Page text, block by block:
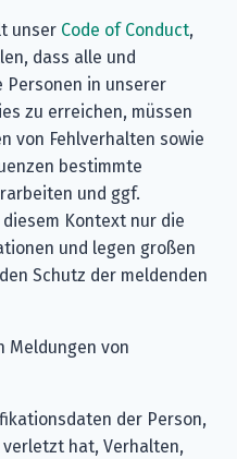
unser Code of Conduct,
dass alle und
in unserer
zu erreichen, müssen
von Fehlverhalten sowie
bestimmte
und ggf.
Kontext nur die
und legen großen
Schutz der meldenden
Meldungen von
der Person,
verletzt hat, Verhalten,